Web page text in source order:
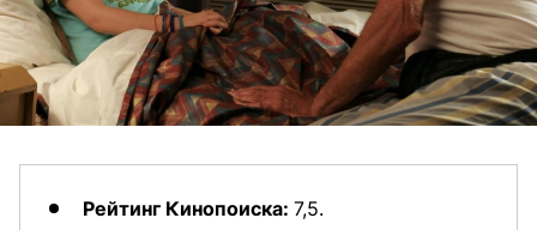
Рейтинг Кинопоиска: 7,5.